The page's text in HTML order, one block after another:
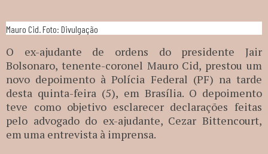
Mauro Cid. Foto: Divulgação
O ex-ajudante de ordens do presidente Jair
Bolsonaro, tenente-coronel Mauro Cid, prestou um
novo depoimento à Polícia Federal (PF) na tarde
desta quinta-feira (5), em Brasília. O depoimento
teve como objetivo esclarecer declarações feitas
pelo advogado do ex-ajudante, Cezar Bittencourt,
em uma entrevista à imprensa.